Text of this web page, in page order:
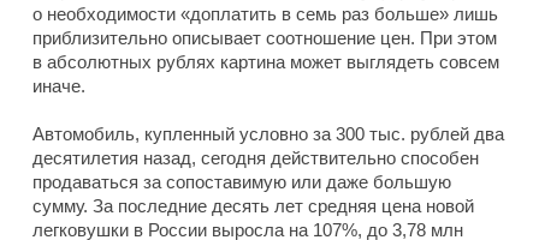
о необходимости «доплатить в семь раз больше» лишь
приблизительно описывает соотношение цен. При этом
в абсолютных рублях картина может выглядеть совсем
иначе.
Автомобиль, купленный условно за 300 тыс. рублей два
десятилетия назад, сегодня действительно способен
продаваться за сопоставимую или даже большую
сумму. За последние десять лет средняя цена новой
легковушки в России выросла на 107%, до 3,78 млн